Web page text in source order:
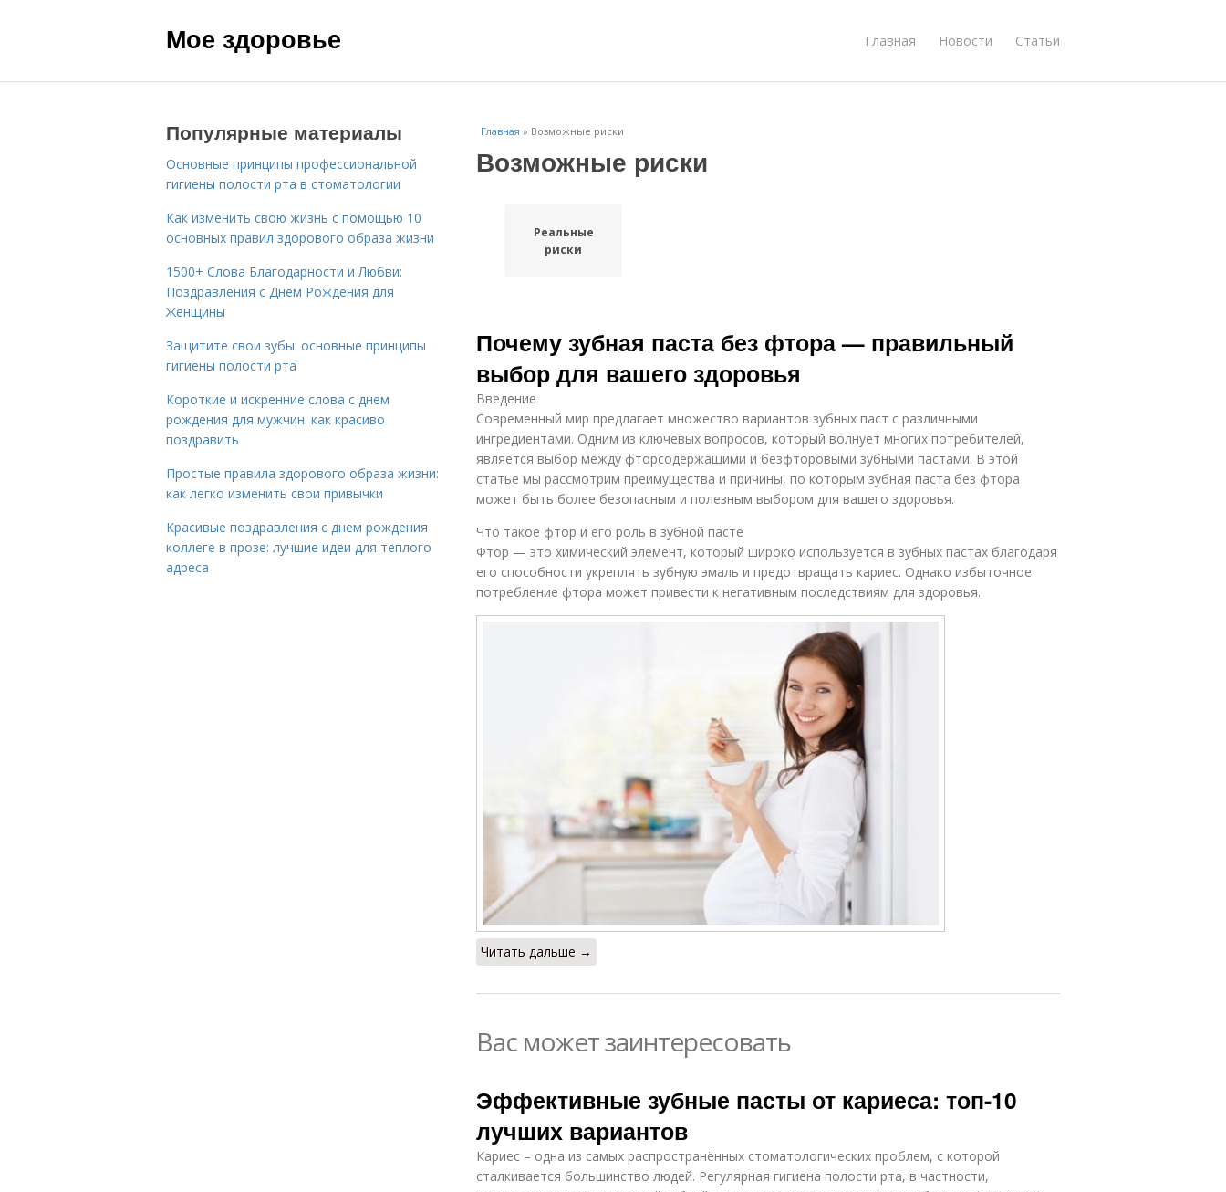
Мое здоровье Главная Новости Статьи
Главная » Возможные риски
Возможные риски
Реальные
риски
Почему зубная паста без фтора — правильный
выбор для вашего здоровья
Введение
Современный мир предлагает множество вариантов зубных паст с различными
ингредиентами. Одним из ключевых вопросов, который волнует многих потребителей,
является выбор между фторсодержащими и безфторовыми зубными пастами. В этой
статье мы рассмотрим преимущества и причины, по которым зубная паста без фтора
может быть более безопасным и полезным выбором для вашего здоровья.
Что такое фтор и его роль в зубной пасте
Фтор — это химический элемент, который широко используется в зубных пастах благодаря
его способности укреплять зубную эмаль и предотвращать кариес. Однако избыточное
потребление фтора может привести к негативным последствиям для здоровья.
Читать дальше →
Вас может заинтересовать
Эффективные зубные пасты от кариеса: топ-10
лучших вариантов
Кариес – одна из самых распространённых стоматологических проблем, с которой
сталкивается большинство людей. Регулярная гигиена полости рта, в частности,
Популярные материалы
Основные принципы профессиональной
гигиены полости рта в стоматологии
Как изменить свою жизнь с помощью 10
основных правил здорового образа жизни
1500+ Слова Благодарности и Любви:
Поздравления с Днем Рождения для
Женщины
Защитите свои зубы: основные принципы
гигиены полости рта
Короткие и искренние слова с днем
рождения для мужчин: как красиво
поздравить
Простые правила здорового образа жизни:
как легко изменить свои привычки
Красивые поздравления с днем рождения
коллеге в прозе: лучшие идеи для теплого
адреса